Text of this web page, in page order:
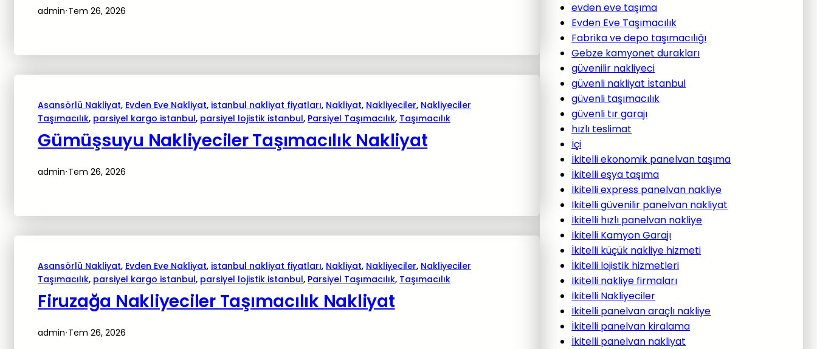
admin· Tem 26, 2026
Asansörlü Nakliyat, Evden Eve Nakliyat, istanbul nakliyat fiyatları, Nakliyat, Nakliyeciler, Nakliyeciler
Taşımacılık, parsiyel kargo istanbul, parsiyel lojistik istanbul, Parsiyel Taşımacılık, Taşımacılık
Gümüşsuyu Nakliyeciler Taşımacılık Nakliyat
admin· Tem 26, 2026
Asansörlü Nakliyat, Evden Eve Nakliyat, istanbul nakliyat fiyatları, Nakliyat, Nakliyeciler, Nakliyeciler
Taşımacılık, parsiyel kargo istanbul, parsiyel lojistik istanbul, Parsiyel Taşımacılık, Taşımacılık
Firuzağa Nakliyeciler Taşımacılık Nakliyat
admin· Tem 26, 2026
evden eve taşıma
Evden Eve Taşımacılık
Fabrika ve depo taşımacılığı
Gebze kamyonet durakları
güvenilir nakliyeci
güvenli nakliyat İstanbul
güvenli taşımacılık
güvenli tır garajı
hızlı teslimat
İçi
İkitelli ekonomik panelvan taşıma
İkitelli eşya taşıma
İkitelli express panelvan nakliye
İkitelli güvenilir panelvan nakliyat
İkitelli hızlı panelvan nakliye
İkitelli Kamyon Garajı
İkitelli küçük nakliye hizmeti
İkitelli lojistik hizmetleri
İkitelli nakliye firmaları
İkitelli Nakliyeciler
İkitelli panelvan araçlı nakliye
İkitelli panelvan kiralama
İkitelli panelvan nakliyat